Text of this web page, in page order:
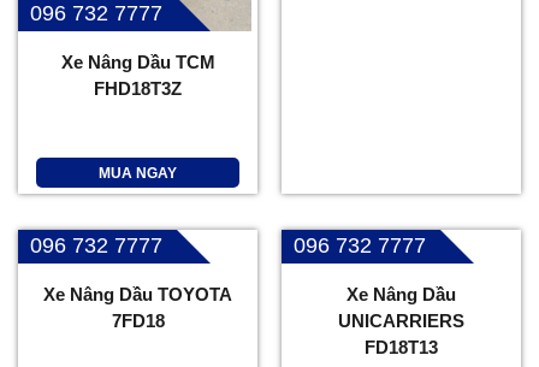
096 732 7777
Xe Nâng Dầu TCM
FHD18T3Z
MUA NGAY
096 732 7777
Xe Nâng Dầu TOYOTA
7FD18
096 732 7777
Xe Nâng Dầu
UNICARRIERS
FD18T13